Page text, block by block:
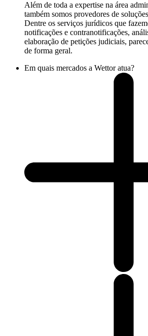
Além de toda a expertise na área
também somos provedores de
Dentre os serviços jurídicos que
notificações e contranotificações,
elaboração de petições judiciais,
de forma geral.
Em quais mercados a Wettor atua?